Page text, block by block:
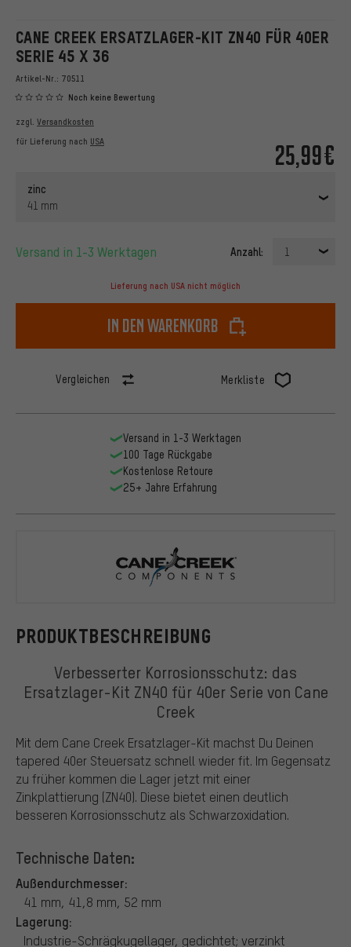
CANE CREEK ERSATZLAGER-KIT ZN40 FÜR 40ER
SERIE 45 X 36
Artikel-Nr.: 70511
Noch keine Bewertung
25,99€
zzgl. Versandkosten
für Lieferung nach USA
zinc
41 mm
Versand in 1-3 Werktagen Anzahl: 1
Lieferung nach USA nicht möglich
In den Warenkorb
Vergleichen Merkliste
PRODUKTBESCHREIBUNG
Verbesserter Korrosionsschutz: das
Ersatzlager-Kit ZN40 für 40er Serie von Cane
Creek
Mit dem Cane Creek Ersatzlager-Kit machst Du Deinen
tapered 40er Steuersatz schnell wieder fit. Im Gegensatz
zu früher kommen die Lager jetzt mit einer
Zinkplattierung (ZN40). Diese bietet einen deutlich
besseren Korrosionsschutz als Schwarzoxidation.
Technische Daten:
Außendurchmesser:
41 mm, 41,8 mm, 52 mm
Lagerung:
Industrie-Schrägkugellager, gedichtet; verzinkt
Versand in 1-3 Werktagen
100 Tage Rückgabe
Kostenlose Retoure
25+ Jahre Erfahrung